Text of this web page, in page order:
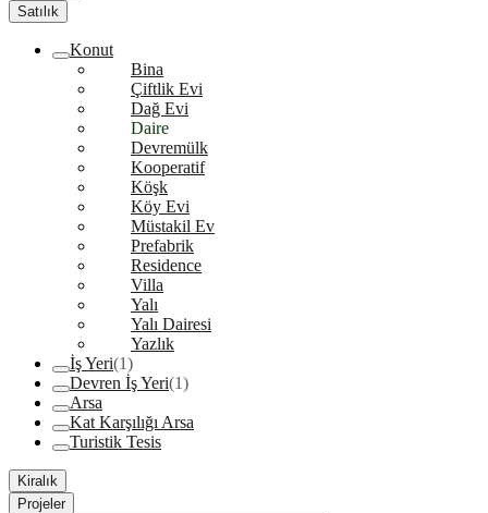
Satılık
Konut
Bina
Çiftlik Evi
Dağ Evi
Daire
Devremülk
Kooperatif
Köşk
Köy Evi
Müstakil Ev
Prefabrik
Residence
Villa
Yalı
Yalı Dairesi
Yazlık
İş Yeri(1)
Devren İş Yeri(1)
Arsa
Kat Karşılığı Arsa
Turistik Tesis
Kiralık
Projeler